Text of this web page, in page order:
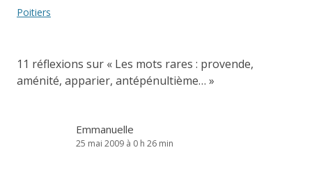
articles
Poitiers
11 réflexions sur « Les mots rares : provende,
aménité, apparier, antépénultième… »
Emmanuelle
25 mai 2009 à 0 h 26 min